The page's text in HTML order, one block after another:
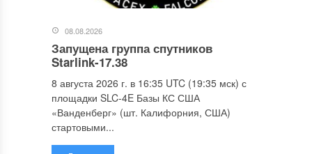
08.08.2026
Запущена группа спутников
Starlink-17.38
8 августа 2026 г. в 16:35 UTC (19:35 мск) с
площадки SLC-4E Базы КС США
«Ванденберг» (шт. Калифорния, США)
стартовыми...